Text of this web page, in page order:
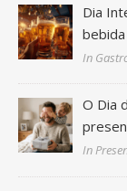
Dia
In
O Dia
In